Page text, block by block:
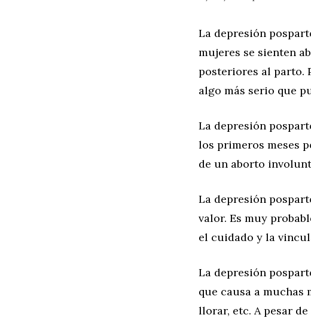
La depresión
mujeres se sienten
posteriores al parto.
algo más serio que
La depresión
los primeros meses
de un aborto
La depresión
valor. Es muy
el cuidado y la
La depresión
que causa a
llorar, etc. A pesar